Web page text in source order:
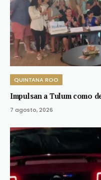
QUINTANA ROO
Impulsan a Tulum como
7 agosto, 2026